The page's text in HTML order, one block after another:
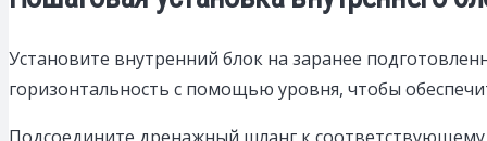
Установите внутренний блок на заранее
горизонтальность с помощью уровня, чтобы